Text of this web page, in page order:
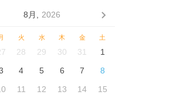
8月, 2026
火 水 木 金 土
28 29 30 31
1
4 5 6 7
8
11 12 13 14 15